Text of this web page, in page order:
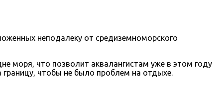
неподалеку от средиземноморского
моря, что позволит аквалангистам уже в этом году
чтобы не было проблем на отдыхе.